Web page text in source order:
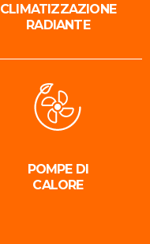
CLIMATIZZAZIONE
RADIANTE
POMPE DI
CALORE